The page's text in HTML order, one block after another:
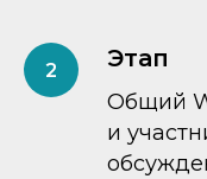
Этап
Общий
и